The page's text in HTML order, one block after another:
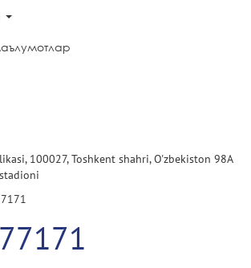
100027, Toshkent shahri, O'zbekiston 98A